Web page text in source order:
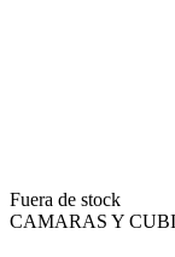
Fuera de stock
CAMARAS Y